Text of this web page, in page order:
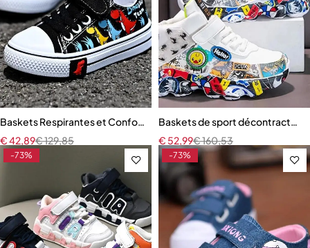
Baskets Respirantes et Confortables à Semelle Souple pour Enfant
€129,85
€42,89
Baskets de sport décontractées
€160,53
€ 52,99
-73% -73%